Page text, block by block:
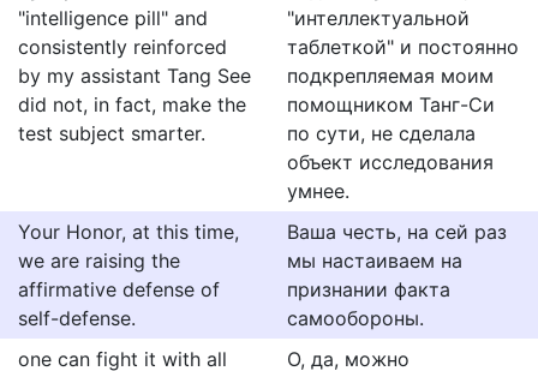
"intelligence pill" and
consistently reinforced
by my assistant Tang See
did not, in fact, make the
test subject smarter.
"интеллектуальной
таблеткой" и постоянно
подкрепляемая моим
помощником Танг-Си
по сути, не сделала
объект исследования
умнее.
Your Honor, at this time,
we are raising the
affirmative defense of
self-defense.
Ваша честь, на сей раз
мы настаиваем на
признании факта
самообороны.
one can fight it with all
О, да, можно